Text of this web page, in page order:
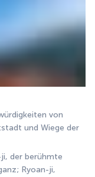
von
und Wiege der
der berühmte
Ryoan-ji,